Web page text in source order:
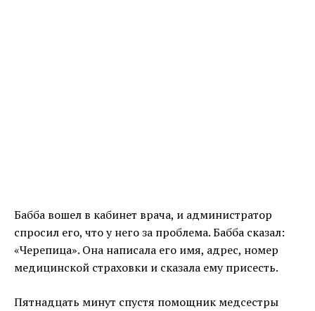
Бабба вошел в кабинет врача, и администратор
спросил его, что у него за проблема. Бабба сказал:
«Черепица». Она написала его имя, адрес, номер
медицинской страховки и сказала ему присесть.
Пятнадцать минут спустя помощник медсестры